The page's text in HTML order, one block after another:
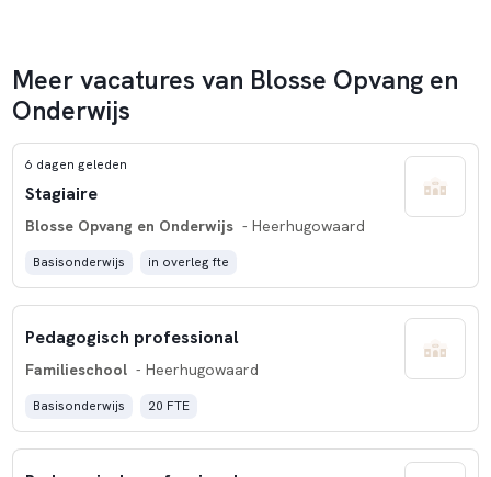
Meer vacatures van Blosse Opvang en
Onderwijs
6 dagen geleden
Stagiaire
Blosse Opvang en Onderwijs - Heerhugowaard
Basisonderwijs in overleg fte
Pedagogisch professional
Familieschool - Heerhugowaard
Basisonderwijs 20 FTE